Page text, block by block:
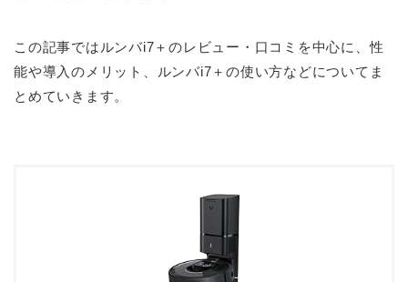
この記事ではルンバi7＋のレビュー・口コミを中心に、性
能や導入のメリット、ルンバi7＋の使い方などについてま
とめていきます。